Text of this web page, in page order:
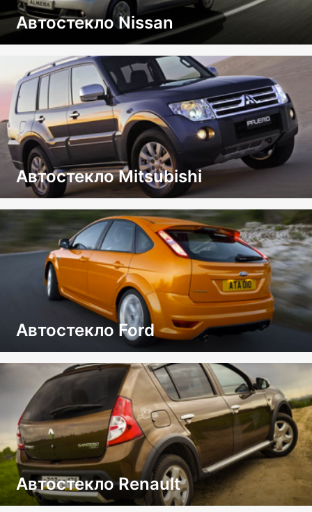
Автостекло Nissan
Автостекло Mitsubishi
Автостекло Ford
Автостекло Renault